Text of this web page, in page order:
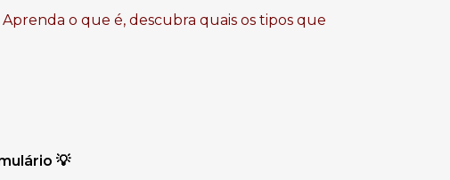
o que é, descubra quais os tipos que
💡